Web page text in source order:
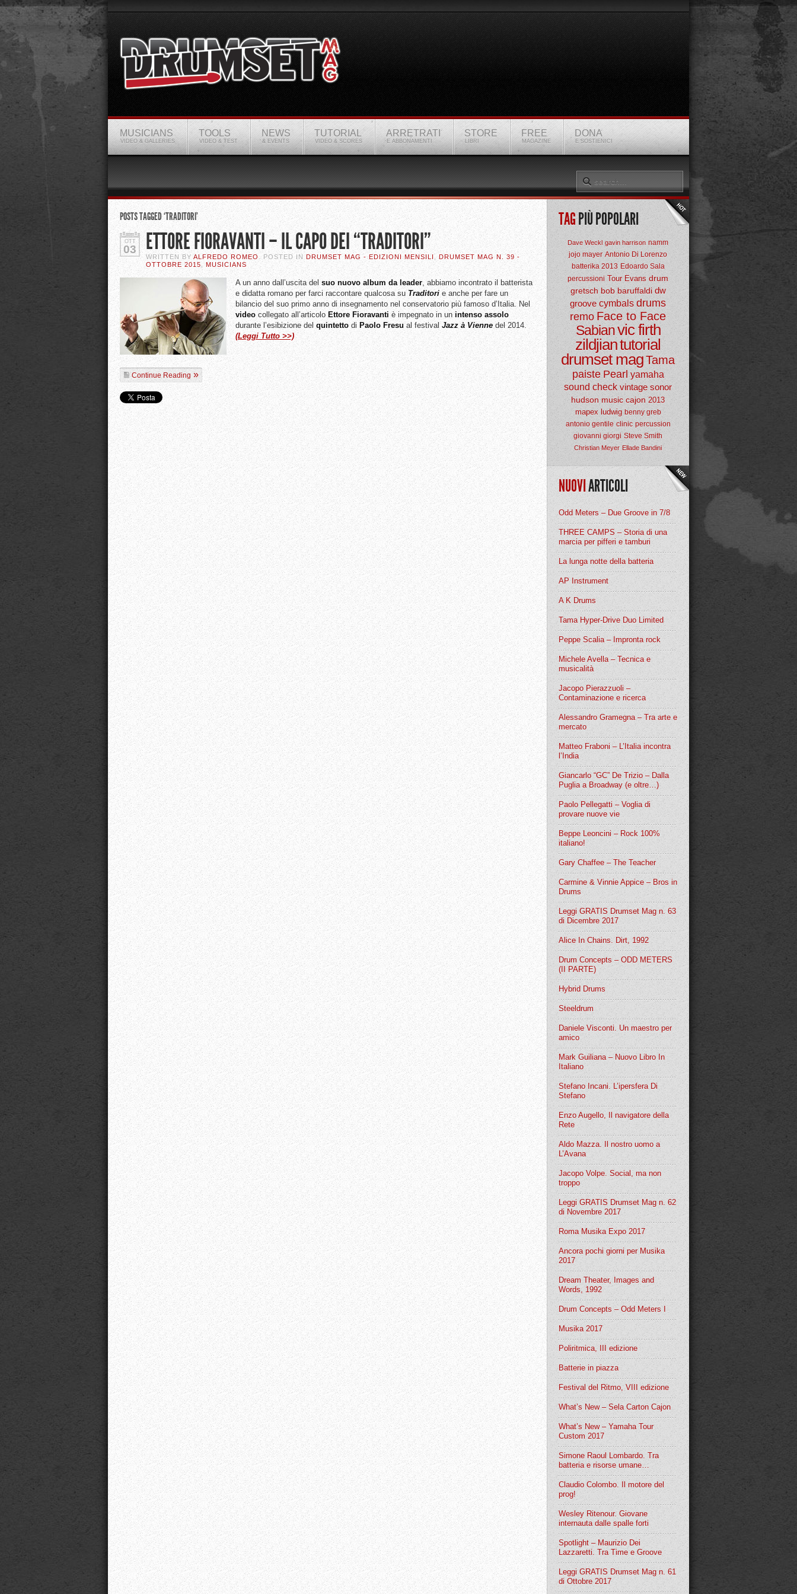
MUSICIANS
VIDEO & GALLERIES
TOOLS
VIDEO & TEST
NEWS
& EVENTS
TUTORIAL
VIDEO & SCORES
ARRETRATI
E ABBONAMENTI
STORE
LIBRI
FREE
MAGAZINE
DONA
E SOSTIENICI
POSTS TAGGED ‘TRADITORI’
OTT
03 ETTORE FIORAVANTI – IL CAPO DEI “TRADITORI”
WRITTEN BY ALFREDO ROMEO . POSTED INDRUMSET MAG - EDIZIONI MENSILI, DRUMSET MAG N. 39 -
OTTOBRE 2015, MUSICIANS
A un anno dall’uscita del suo nuovo album da leader, abbiamo incontrato il batterista
e didatta romano per farci raccontare qualcosa su Traditori e anche per fare un
bilancio del suo primo anno di insegnamento nel conservatorio più famoso d’Italia. Nel
video collegato all’articolo Ettore Fioravantiè impegnato in un intenso assolo
durante l’esibizione del quintetto di Paolo Fresu al festival Jazz à Vienne del 2014.
(Leggi Tutto >>)
Continue Reading
TAGPIÙ POPOLARI
Dave Weckl gavin harrison namm
jojo mayer Antonio Di Lorenzo
batterika 2013 Edoardo Sala
percussioni Tour Evans drum
gretsch bob baruffaldi dw
groove cymbals drums
remo Face to Face
Sabianvic firth
zildjiantutorial
drumset magTama
paiste Pearl yamaha
sound check vintage sonor
hudson music cajon 2013
mapex ludwig benny greb
antonio gentile clinic percussion
giovanni giorgi Steve Smith
Christian Meyer Ellade Bandini
NUOVIARTICOLI
Odd Meters – Due Groove in 7/8
THREE CAMPS – Storia di una
marcia per pifferi e tamburi
La lunga notte della batteria
AP Instrument
A K Drums
Tama Hyper-Drive Duo Limited
Peppe Scalia – Impronta rock
Michele Avella – Tecnica e
musicalità
Jacopo Pierazzuoli –
Contaminazione e ricerca
Alessandro Gramegna – Tra arte e
mercato
Matteo Fraboni – L’Italia incontra
l’India
Giancarlo “GC” De Trizio – Dalla
Puglia a Broadway (e oltre…)
Paolo Pellegatti – Voglia di
provare nuove vie
Beppe Leoncini – Rock 100%
italiano!
Gary Chaffee – The Teacher
Carmine & Vinnie Appice – Bros in
Drums
Leggi GRATIS Drumset Mag n. 63
di Dicembre 2017
Alice In Chains. Dirt, 1992
Drum Concepts – ODD METERS
(II PARTE)
Hybrid Drums
Steeldrum
Daniele Visconti. Un maestro per
amico
Mark Guiliana – Nuovo Libro In
Italiano
Stefano Incani. L’ipersfera Di
Stefano
Enzo Augello, Il navigatore della
Rete
Aldo Mazza. Il nostro uomo a
L’Avana
Jacopo Volpe. Social, ma non
troppo
Leggi GRATIS Drumset Mag n. 62
di Novembre 2017
Roma Musika Expo 2017
Ancora pochi giorni per Musika
2017
Dream Theater, Images and
Words, 1992
Drum Concepts – Odd Meters I
Musika 2017
Poliritmica, III edizione
Batterie in piazza
Festival del Ritmo, VIII edizione
What’s New – Sela Carton Cajon
What’s New – Yamaha Tour
Custom 2017
Simone Raoul Lombardo. Tra
batteria e risorse umane…
Claudio Colombo. Il motore del
prog!
Wesley Ritenour. Giovane
internauta dalle spalle forti
Spotlight – Maurizio Dei
Lazzaretti. Tra Time e Groove
Leggi GRATIS Drumset Mag n. 61
di Ottobre 2017